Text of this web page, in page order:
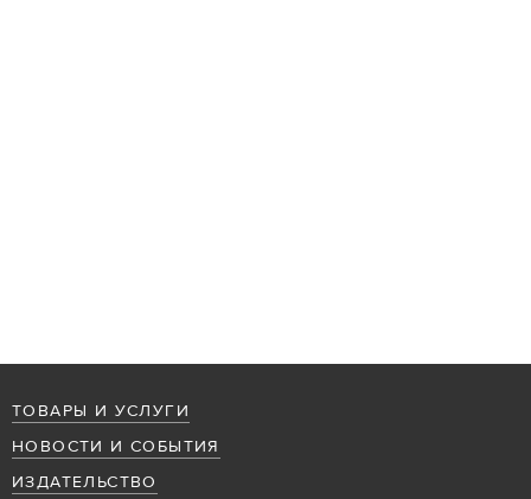
ТОВАРЫ И УСЛУГИ
НОВОСТИ И СОБЫТИЯ
ИЗДАТЕЛЬСТВО